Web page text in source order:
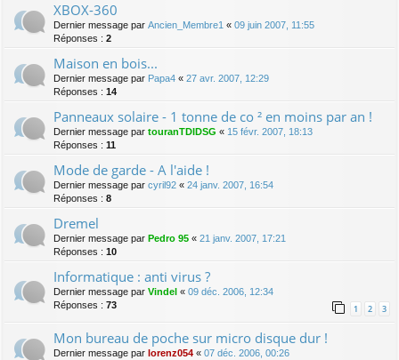
XBOX-360
Dernier message par Ancien_Membre1 « 09 juin 2007, 11:55
Réponses : 2
Maison en bois...
Dernier message par Papa4 « 27 avr. 2007, 12:29
Réponses : 14
Panneaux solaire - 1 tonne de co ² en moins par an !
Dernier message par touranTDIDSG « 15 févr. 2007, 18:13
Réponses : 11
Mode de garde - A l'aide !
Dernier message par cyril92 « 24 janv. 2007, 16:54
Réponses : 8
Dremel
Dernier message par Pedro 95 « 21 janv. 2007, 17:21
Réponses : 10
Informatique : anti virus ?
Dernier message par Vindel « 09 déc. 2006, 12:34
Réponses : 73 1 2 3
Mon bureau de poche sur micro disque dur !
Dernier message par lorenz054 « 07 déc. 2006, 00:26